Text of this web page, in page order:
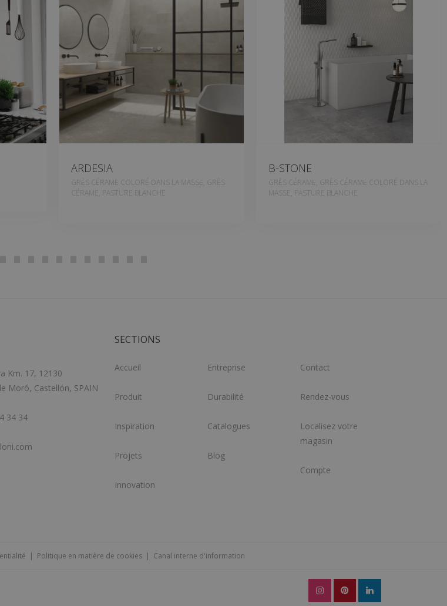
ARDESIA
GRÈS CÉRAME COLORÉ DANS LA MASSE, GRÈS
CÉRAME, PASTURE BLANCHE
B-STONE
GRÈS CÉRAME, GRÈS CÉRAME COLORÉ DANS LA
MASSE, PASTURE BLANCHE
Km. 17, 12130
Moró, Castellón, SPAIN
34 34
SECTIONS
Accueil
Produit
Inspiration
Projets
Innovation
Entreprise
Durabilité
Catalogues
Blog
Contact
Rendez-vous
Localisez votre
magasin
Compte
| Politique en matière de cookies| Canal interne d'information